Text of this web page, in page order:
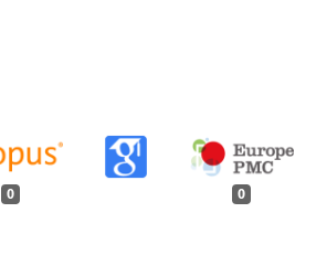
0 0